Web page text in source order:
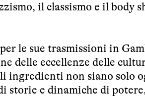
il classismo e il body
le sue trasmissioni in
delle eccellenze delle
non siano solo
storie e dinamiche di